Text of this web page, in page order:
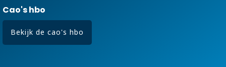
Cao's hbo
Bekijk de cao's hbo